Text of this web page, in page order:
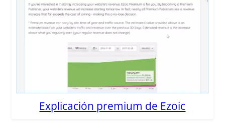
Explicación premium de Ezoic